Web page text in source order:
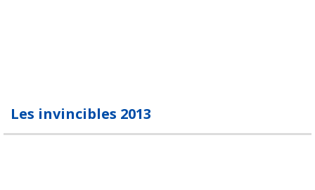
Les invincibles 2013